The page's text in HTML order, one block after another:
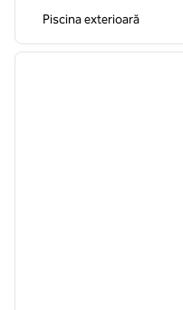
Piscina exterioară
1 din 12